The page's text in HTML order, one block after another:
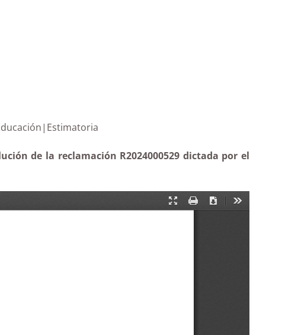
de Educación|Estimatoria
de la reclamación R2024000529 dictada por el